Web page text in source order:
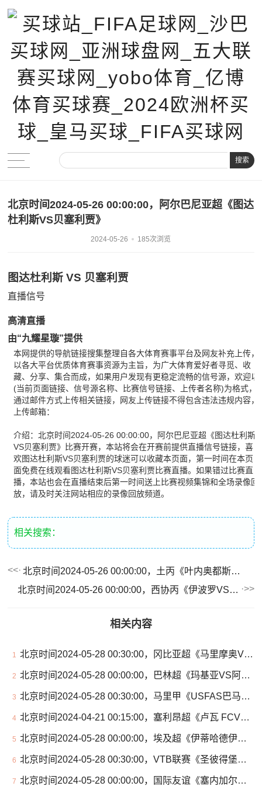
搜索
北京时间2024-05-26 00:00:00，阿尔巴尼亚超《图达
杜利斯VS贝塞利贾》
2024-05-26 185次浏览
图达杜利斯 VS 贝塞利贾
直播信号
高清直播
由“九耀星璇”提供
本网提供的导航链接搜集整理自各大体育赛事平台及网友补充上传，
以各大平台优质体育赛事资源为主旨，为广大体育爱好者寻觅、收
藏、分享、集合而成，如果用户发现有更稳定流畅的信号源，欢迎以
(当前页面链接、信号源名称、比赛信号链接、上传者名称)为格式，
通过邮件方式上传相关链接，网友上传链接不得包含违法违规内容，
上传邮箱：
介绍：北京时间2024-05-26 00:00:00，阿尔巴尼亚超《图达杜利斯
VS贝塞利贾》比赛开赛，本站将会在开赛前提供直播信号链接，喜
欢图达杜利斯VS贝塞利贾的球迷可以收藏本页面，第一时间在本页
面免费在线观看图达杜利斯VS贝塞利贾比赛直播。如果错过比赛直
播，本站也会在直播结束后第一时间送上比赛视频集锦和全场录像回
放，请及时关注网站相应的录像回放频道。
相关搜索：
北京时间2024-05-26 00:00:00，土丙《叶内奥都斯VS伊拉兹斯堡》
北京时间2024-05-26 00:00:00，西协丙《伊波罗VS埃皮拉FC》
相关内容
1 北京时间2024-05-28 00:30:00，冈比亚超《马里摩奥VS皇家班珠尔》
2 北京时间2024-05-28 00:00:00，巴林超《玛基亚VS阿伊迪哈德》
3 北京时间2024-05-28 00:30:00，马里甲《USFAS巴马科VS巴卡里德迦》
4 北京时间2024-04-21 00:15:00，塞利昂超《卢瓦 FCVS卡洪拉FC》
5 北京时间2024-05-28 00:00:00，埃及超《伊蒂哈德伊斯坎达里VS扎马雷克》
6 北京时间2024-05-28 00:30:00，VTB联赛《圣彼得堡泽尼特VS库班火车头》
7 北京时间2024-05-28 00:00:00，国际友谊《塞内加尔女足U20VS几内亚女足U20》